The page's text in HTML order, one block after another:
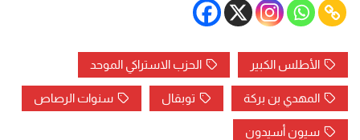
الأطلس الكبير الحزب الاستراكي الموحد
المهدي بن بركة توبقال سنوات الرصاص
سيون أسيدون